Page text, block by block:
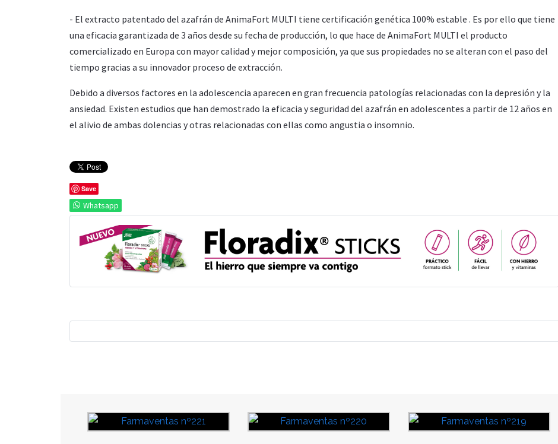
- El extracto patentado del azafrán de AnimaFort MULTI tiene certificación genética 100% estable . Es por ello que tiene
una eficacia garantizada de 3 años desde su fecha de producción, lo que hace de AnimaFort MULTI el producto
comercializado en Europa con mayor calidad y mejor composición, ya que sus propiedades no se alteran con el paso del
tiempo gracias a su innovador proceso de extracción.
Debido a diversos factores en la adolescencia aparecen en gran frecuencia patologías relacionadas con la depresión y la
ansiedad. Existen estudios que han demostrado la eficacia y seguridad del azafrán en adolescentes a partir de 12 años en
el alivio de ambas dolencias y otras relacionadas con ellas como angustia o insomnio.
Save
Whatsapp